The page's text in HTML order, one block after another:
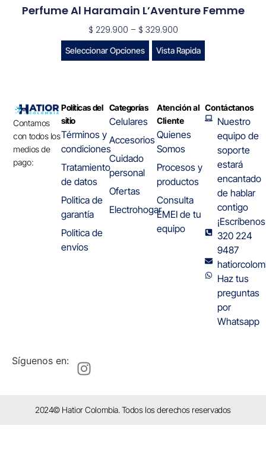
Perfume Al Haramain L’Aventure Femme
$ 229.900 – $ 329.900
Seleccionar Opciones Vista Rapida
Contamos
con todos los
medios de
pago:
Políticas del
sitio
Términos y
condiciones
Tratamiento
de datos
Politica de
garantía
Politica de
envíos
Categorías
Celulares
Accesorios
Cuidado
personal
Ofertas
Electrohogar
Atención al
Cliente
Quienes
Somos
Procesos y
productos
Consulta
EMEI de tu
equipo
Contáctanos
Nuestro
equipo de
soporte
estará
encantado
de hablar
contigo
320 224
9487
Haz tus
preguntas
por
Whatsapp
Síguenos en:
2024© Hatior Colombia. Todos los derechos reservados